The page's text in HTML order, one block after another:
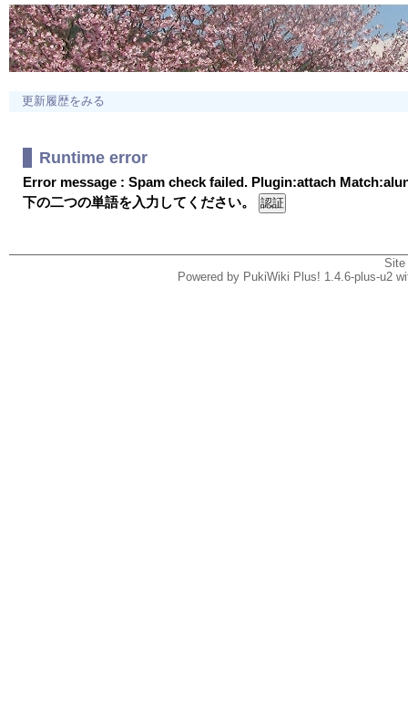
更新履歴をみる
Runtime error
Error message : Spam check failed. Plugin:attach
下の二つの単語を入力してください。
Powered by PukiWiki Plus! 1.4.6-plus-u2